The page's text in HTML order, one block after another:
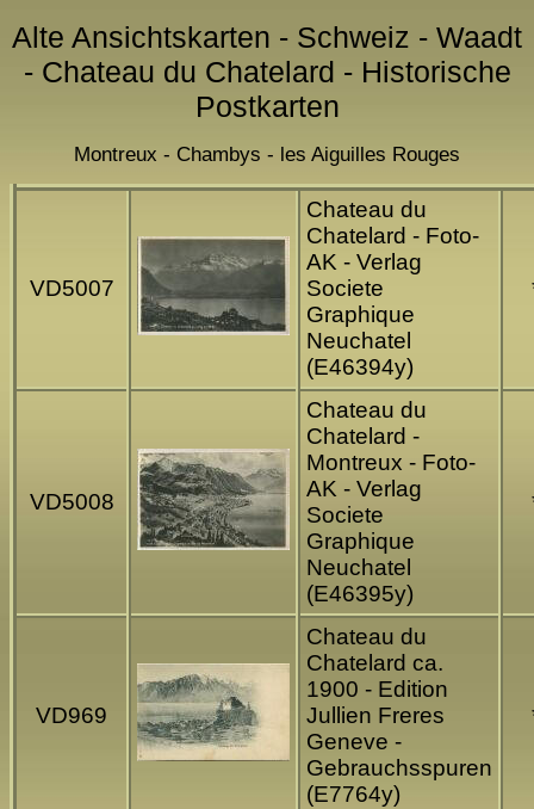
Alte Ansichtskarten - Schweiz - Waadt
- Chateau du Chatelard - Historische
Postkarten
Montreux - Chambys - les Aiguilles Rouges
VD5007
Chateau du
Chatelard - Foto-
AK - Verlag
Societe
Graphique
Neuchatel
(E46394y)
VD5008
Chateau du
Chatelard -
Montreux - Foto-
AK - Verlag
Societe
Graphique
Neuchatel
(E46395y)
VD969
Chateau du
Chatelard ca.
1900 - Edition
Jullien Freres
Geneve -
Gebrauchsspuren
(E7764y)